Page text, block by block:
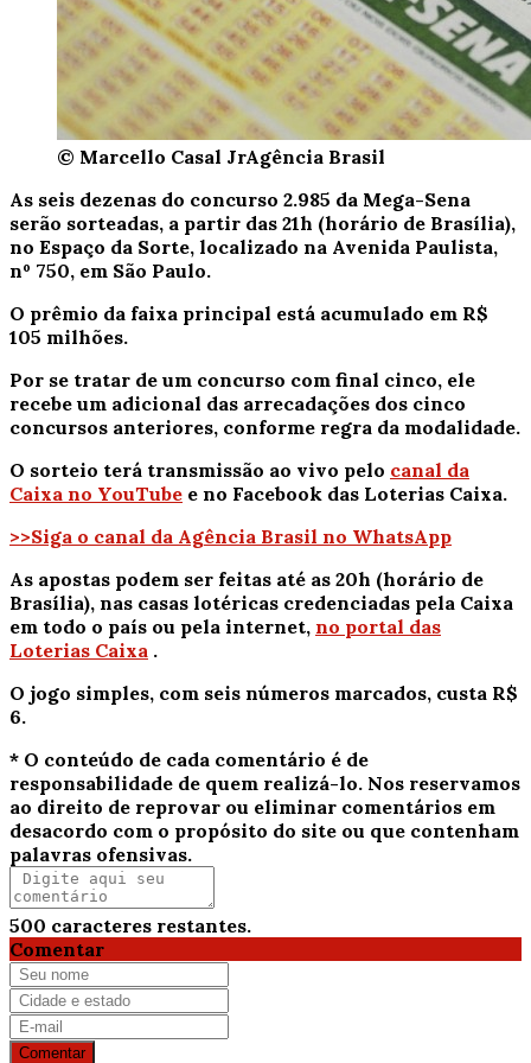
© Marcello Casal JrAgência Brasil
As seis dezenas do concurso 2.985 da Mega-Sena
serão sorteadas, a partir das 21h (horário de Brasília),
no Espaço da Sorte, localizado na Avenida Paulista,
nº 750, em São Paulo.
O prêmio da faixa principal está acumulado em R$
105 milhões.
Por se tratar de um concurso com final cinco, ele
recebe um adicional das arrecadações dos cinco
concursos anteriores, conforme regra da modalidade.
O sorteio terá transmissão ao vivo pelo canal da
Caixa no YouTube e no Facebook das Loterias Caixa.
>>Siga o canal da Agência Brasil no WhatsApp
As apostas podem ser feitas até as 20h (horário de
Brasília), nas casas lotéricas credenciadas pela Caixa
em todo o país ou pela internet, no portal das
Loterias Caixa .
O jogo simples, com seis números marcados, custa R$
6.
* O conteúdo de cada comentário é de
responsabilidade de quem realizá-lo. Nos reservamos
ao direito de reprovar ou eliminar comentários em
desacordo com o propósito do site ou que contenham
palavras ofensivas.
500 caracteres restantes.
Comentar
Comentar